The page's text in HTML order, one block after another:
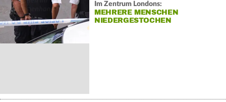
Im Zentrum Londons:
MEHRERE MENSCHEN
NIEDERGESTOCHEN